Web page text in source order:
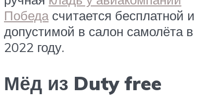
Победасчитается бесплатной и
допустимой в салон самолёта в
2022 году.
Мёд из Duty free